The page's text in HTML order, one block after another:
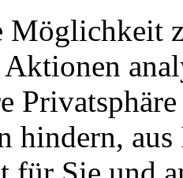
Möglichkeit
hindern,